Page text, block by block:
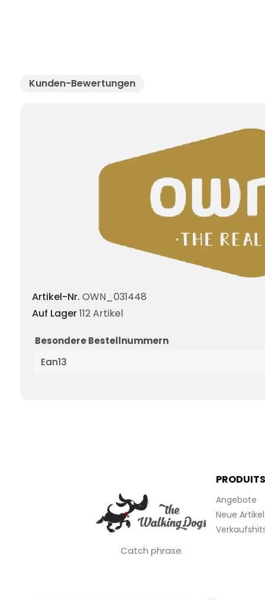
Kunden-Bewertungen
Artikel-Nr. OWN_031448
Auf Lager112 Artikel
Besondere Bestellnummern
Ean13
Catch phrase
PRODUITS
Angebote
Neue Artikel